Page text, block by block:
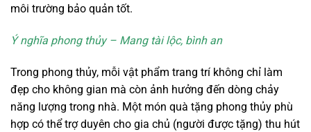
môi trường bảo quản tốt.
Ý nghĩa phong thủy – Mang tài lộc, bình an
Trong phong thủy, mỗi vật phẩm trang trí không chỉ làm
đẹp cho không gian mà còn ảnh hưởng đến dòng chảy
năng lượng trong nhà. Một món quà tặng phong thủy phù
hợp có thể trợ duyên cho gia chủ (người được tặng) thu hút